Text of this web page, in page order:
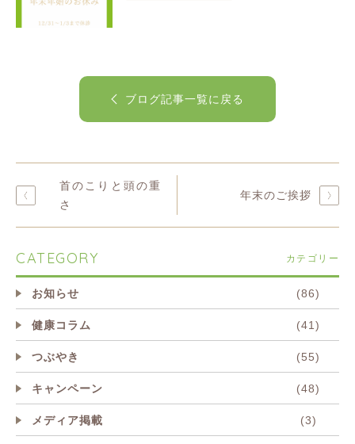
ブログ記事一覧に戻る
首のこりと頭の重
さ
年末のご挨拶
CATEGORY カテゴリー
お知らせ (86)
健康コラム (41)
つぶやき (55)
キャンペーン (48)
メディア掲載 (3)